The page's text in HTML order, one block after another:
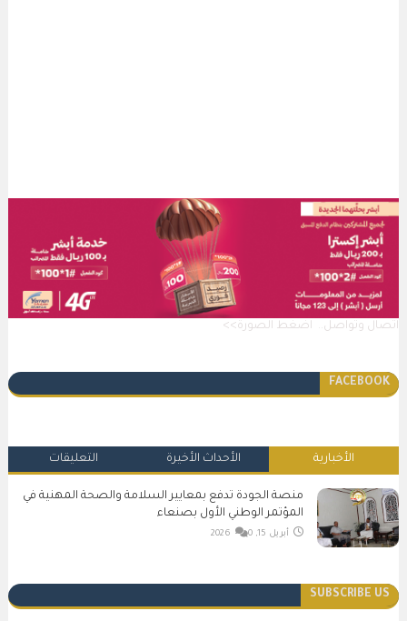
اتصال وتواصل.. اضغط الصورة>>
FACEBOOK
الأخبارية الأحداث الأخيرة التعليقات
منصة الجودة تدفع بمعايير السلامة والصحة المهنية في
المؤتمر الوطني الأول بصنعاء
أبريل 15, 2026 0
SUBSCRIBE US